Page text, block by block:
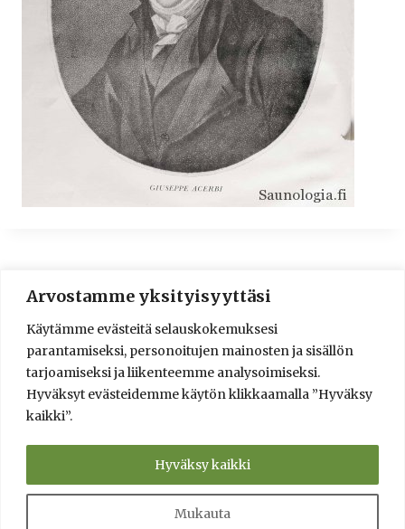
Arvostamme yksityisyyttäsi
Käytämme evästeitä selauskokemuksesi
parantamiseksi, personoitujen mainosten ja sisällön
tarjoamiseksi ja liikenteemme analysoimiseksi.
Hyväksyt evästeidemme käytön klikkaamalla ”Hyväksy
kaikki”.
Mukauta
Hyväksy kaikki
© 2016-2025 Lassi A. Liikkanen
info@saunologia.fi
Facebook
LinkedIn
Instagram
Brief in English
Yksityisyyden suoja ja toimitusehdot
Kysy!Tietolähteet